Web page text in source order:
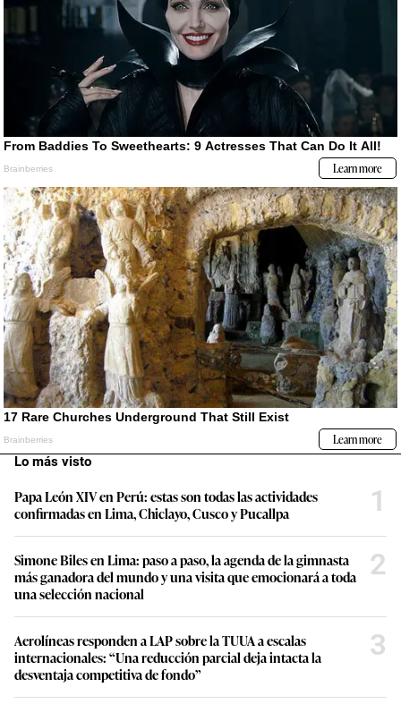
Lo más visto
Papa León XIV en Perú: estas son todas las actividades
confirmadas en Lima, Chiclayo, Cusco y Pucallpa
1
Simone Biles en Lima: paso a paso, la agenda de la gimnasta
más ganadora del mundo y una visita que emocionará a toda
una selección nacional
2
Aerolíneas responden a LAP sobre la TUUA a escalas
internacionales: “Una reducción parcial deja intacta la
desventaja competitiva de fondo”
3